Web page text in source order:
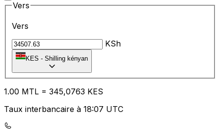
Vers
Vers
KSh
KES - Shilling kényan
1.00 MTL = 345,0763 KES
Taux interbancaire à 18:07 UTC